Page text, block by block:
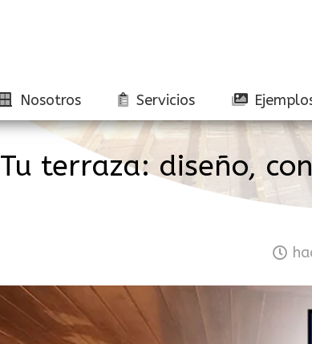
Nosotros Servicios
Tu terraza: diseño,